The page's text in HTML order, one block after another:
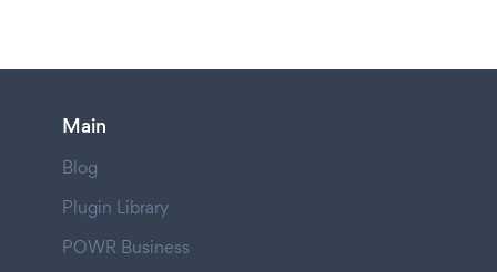
Main
Blog
Plugin Library
POWR Business